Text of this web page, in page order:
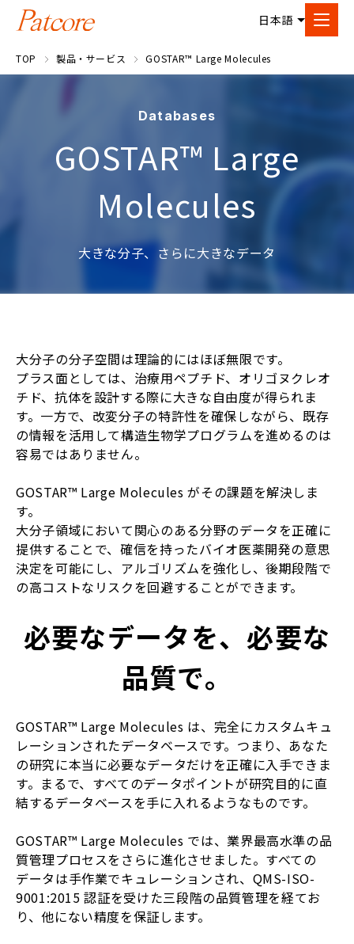
TOP 製品・サービス GOSTAR™ Large Molecules
Databases
GOSTAR™ Large
Molecules
大きな分子、さらに大きなデータ
大分子の分子空間は理論的にはほぼ無限です。
プラス面としては、治療用ペプチド、オリゴヌクレオ
チド、抗体を設計する際に大きな自由度が得られま
す。一方で、改変分子の特許性を確保しながら、既存
の情報を活用して構造生物学プログラムを進めるのは
容易ではありません。
GOSTAR™ Large Molecules がその課題を解決しま
す。
大分子領域において関心のある分野のデータを正確に
提供することで、確信を持ったバイオ医薬開発の意思
決定を可能にし、アルゴリズムを強化し、後期段階で
の高コストなリスクを回避することができます。
必要なデータを、必要な
品質で。
GOSTAR™ Large Molecules は、完全にカスタムキュ
レーションされたデータベースです。つまり、あなた
の研究に本当に必要なデータだけを正確に入手できま
す。まるで、すべてのデータポイントが研究目的に直
結するデータベースを手に入れるようなものです。
GOSTAR™ Large Molecules では、業界最高水準の品
質管理プロセスをさらに進化させました。すべての
データは手作業でキュレーションされ、QMS-ISO-
9001:2015 認証を受けた三段階の品質管理を経てお
り、他にない精度を保証します。